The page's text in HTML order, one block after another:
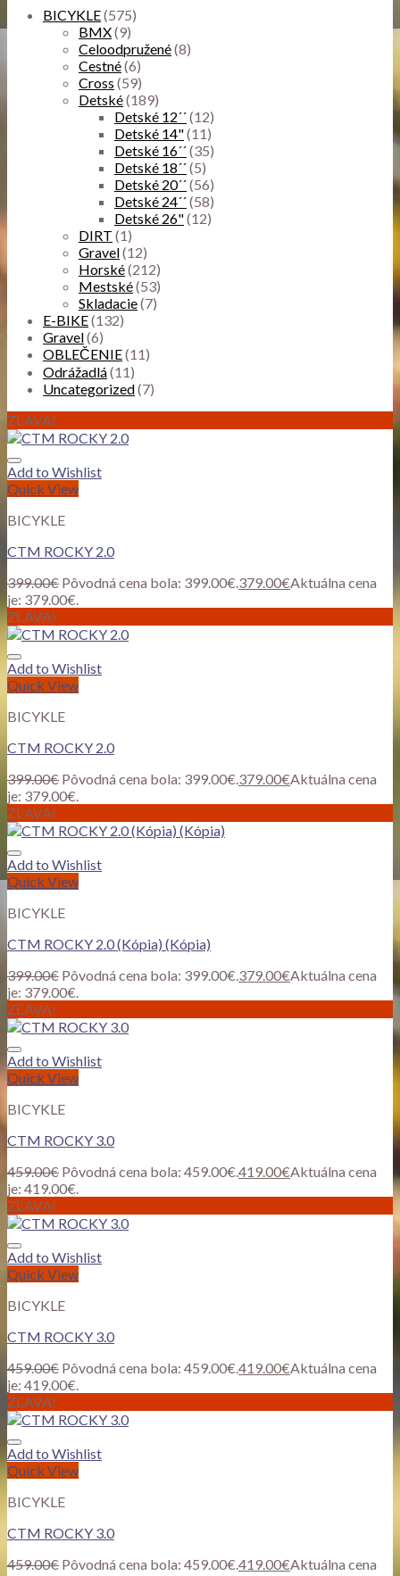
BICYKLE(575)
BMX(9)
Celoodpružené(8)
Cestné(6)
Cross (59)
Detské(189)
Detské 12´´(12)
Detské 14"(11)
Detské 16´´(35)
Detské 18´´(5)
Detské 20´´(56)
Detské 24´´(58)
Detské 26"(12)
DIRT (1)
Gravel(12)
Horské(212)
Mestské(53)
Skladacie(7)
E-BIKE(132)
Gravel(6)
OBLEČENIE(11)
Odrážadlá(11)
Uncategorized(7)
ZĽAVA!
Add to Wishlist
Quick View
BICYKLE
CTM ROCKY 2.0
399.00€ Pôvodná cena bola: 399.00€.379.00€Aktuálna cena
je: 379.00€.
ZĽAVA!
Add to Wishlist
Quick View
BICYKLE
CTM ROCKY 2.0
399.00€ Pôvodná cena bola: 399.00€.379.00€Aktuálna cena
je: 379.00€.
ZĽAVA!
Add to Wishlist
Quick View
BICYKLE
CTM ROCKY 2.0 (Kópia) (Kópia)
399.00€ Pôvodná cena bola: 399.00€.379.00€Aktuálna cena
je: 379.00€.
ZĽAVA!
Add to Wishlist
Quick View
BICYKLE
CTM ROCKY 3.0
459.00€ Pôvodná cena bola: 459.00€.419.00€Aktuálna cena
je: 419.00€.
ZĽAVA!
Add to Wishlist
Quick View
BICYKLE
CTM ROCKY 3.0
459.00€ Pôvodná cena bola: 459.00€.419.00€Aktuálna cena
je: 419.00€.
ZĽAVA!
Add to Wishlist
Quick View
BICYKLE
CTM ROCKY 3.0
459.00€ Pôvodná cena bola: 459.00€.419.00€Aktuálna cena